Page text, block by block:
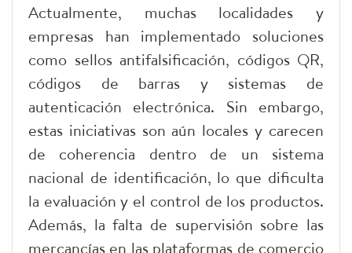
Actualmente, muchas localidades y
empresas han implementado soluciones
como sellos antifalsificación, códigos QR,
códigos de barras y sistemas de
autenticación electrónica. Sin embargo,
estas iniciativas son aún locales y carecen
de coherencia dentro de un sistema
nacional de identificación, lo que dificulta
la evaluación y el control de los productos.
Además, la falta de supervisión sobre las
mercancías en las plataformas de comercio